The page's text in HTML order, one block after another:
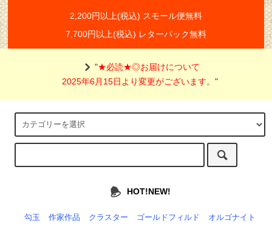
2,200円以上(税込) スモール便無料
7,700円以上(税込) レターパック無料
"★必読★◎お届けについて
2025年6月15日より変更がございます。"
HOT!NEW!
勾玉 作家作品 クラスター ゴールドフィルド オルゴナイト